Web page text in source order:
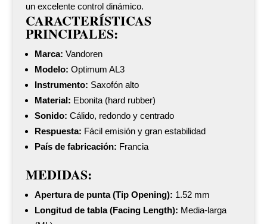
un excelente control dinámico.
CARACTERÍSTICAS
PRINCIPALES:
Marca: Vandoren
Modelo: Optimum AL3
Instrumento: Saxofón alto
Material: Ebonita (hard rubber)
Sonido: Cálido, redondo y centrado
Respuesta: Fácil emisión y gran estabilidad
País de fabricación: Francia
MEDIDAS:
Apertura de punta (Tip Opening): 1.52 mm
Longitud de tabla (Facing Length): Media-larga